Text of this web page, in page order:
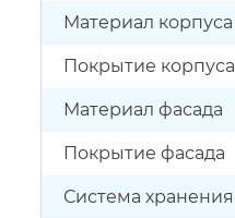
Материал корпуса
Покрытие корпуса
Материал фасада
Покрытие фасада
Система хранения